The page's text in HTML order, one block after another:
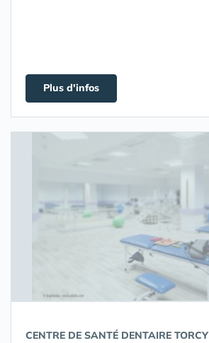
Plus d'infos
CENTRE DE SANTÉ DENTAIRE TORCY